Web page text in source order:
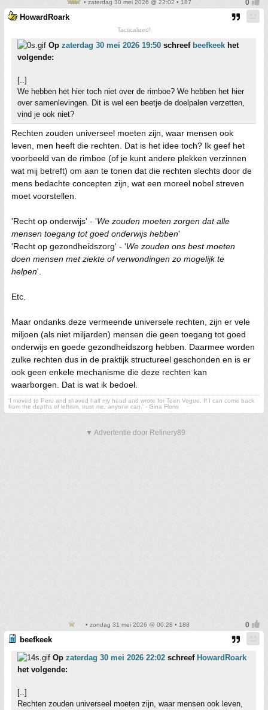
• zaterdag 30 mei 2026 @ 22:02 • 187
HowardRoark
Tacticalized!
Op zaterdag 30 mei 2026 19:50 schreef beefkeek het
volgende:
[..]
We hebben het hier toch niet over de rimboe? We hebben het hier
over samenlevingen. Dit is wel een beetje de doelpalen verzetten,
vind je ook niet?
Rechten zouden universeel moeten zijn, waar mensen ook
leven, men heeft die rechten. Dat is het idee toch? Ik geef het
voorbeeld van de rimboe (of je kunt andere plekken verzinnen
wat mij betreft) om aan te tonen dat die rechten slechts door de
mens bedachte concepten zijn, wat een moreel nobel streven
moet voorstellen.
'Recht op onderwijs' - 'We zouden moeten zorgen dat alle
mensen toegang tot goed onderwijs hebben'
'Recht op gezondheidszorg' - 'We zouden ons best moeten
doen mensen met ziekte of verwondingen zo mogelijk te
helpen'.
Etc.
Maar ondanks deze vermeende universele rechten, zijn er vele
miljoen (als niet miljarden) mensen die geen toegang tot goed
onderwijs en goede gezondheidszorg hebben. Daarmee worden
zulke rechten dus in de praktijk structureel geschonden en is er
ook geen enkele mechanisme die deze rechten kan
waarborgen. Dat is wat ik bedoel.
'I moved to Peru and shaved half my head and wrote for Teen Vogue. If I can come back
from the depths of leftism, trust me, anyone can.' - Gina Florio
▼ Advertentie door Refinery89
• zondag 31 mei 2026 @ 00:28 • 188
beefkeek
Op zaterdag 30 mei 2026 22:02 schreef HowardRoark
het volgende:
[..]
Rechten zouden universeel moeten zijn, waar mensen ook leven,